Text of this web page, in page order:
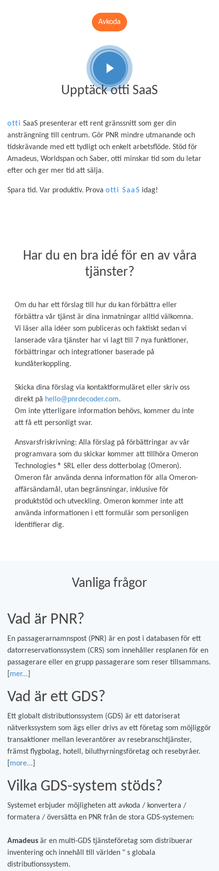
Avkoda
Upptäck otti SaaS
otti SaaS presenterar ett rent gränssnitt som ger din
ansträngning till centrum. Gör PNR mindre utmanande och
tidskrävande med ett tydligt och enkelt arbetsflöde. Stöd för
Amadeus, Worldspan och Saber, otti minskar tid som du letar
efter och ger mer tid att sälja.
Spara tid. Var produktiv. Prova otti SaaS idag!
Har du en bra idé för en av våra
tjänster?
Om du har ett förslag till hur du kan förbättra eller
förbättra vår tjänst är dina inmatningar alltid välkomna.
Vi läser alla idéer som publiceras och faktiskt sedan vi
lanserade våra tjänster har vi lagt till 7 nya funktioner,
förbättringar och integrationer baserade på
kundåterkoppling.
Skicka dina förslag via kontaktformuläret eller skriv oss
direkt på hello@pnrdecoder.com.
Om inte ytterligare information behövs, kommer du inte
att få ett personligt svar.
Ansvarsfriskrivning: Alla förslag på förbättringar av vår
programvara som du skickar kommer att tillhöra Omeron
Technologies ® SRL eller dess dotterbolag (Omeron).
Omeron får använda denna information för alla Omeron-
affärsändamål, utan begränsningar, inklusive för
produktstöd och utveckling. Omeron kommer inte att
använda informationen i ett formulär som personligen
identifierar dig.
Vanliga frågor
Vad är PNR?
En passagerarnamnspost (PNR) är en post i databasen för ett
datorreservationssystem (CRS) som innehåller resplanen för en
passagerare eller en grupp passagerare som reser tillsammans.
mer...
Vad är ett GDS?
Ett globalt distributionssystem (GDS) är ett datoriserat
nätverkssystem som ägs eller drivs av ett företag som möjliggör
transaktioner mellan leverantörer av resebranschtjänster,
främst flygbolag, hotell, biluthyrningsföretag och resebyråer.
more...
Vilka GDS-system stöds?
Systemet erbjuder möjligheten att avkoda / konvertera /
formatera / översätta en PNR från de stora GDS-systemen:
Amadeus är en multi-GDS tjänsteföretag som distribuerar
inventering och innehåll till världen " s globala
distributionssystem.